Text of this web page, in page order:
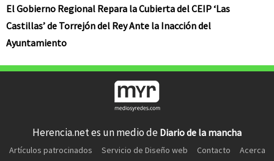
El Gobierno Regional Repara la Cubierta del CEIP ‘Las
Castillas’ de Torrejón del Rey Ante la Inacción del
Ayuntamiento
Herencia.net es un medio de Diario de la mancha
Artículos patrocinados Servicio de Diseño web Contacto
Acerca